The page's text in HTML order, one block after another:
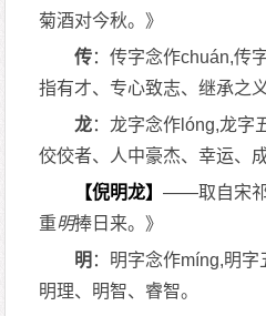
菊酒对今秋。》
传：传字念作chuán,传
指有才、专心致志、继承之义
龙：龙字念作lóng,龙字
佼佼者、人中豪杰、幸运、成
【倪明龙】——取自宋祁
重明捧日来。》
明 ：明字念作míng,明字
明理、明智、睿智。